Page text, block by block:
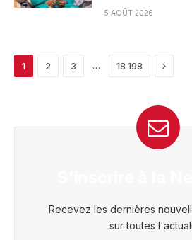
5 AOÛT 2026
1 2 3 … 18 198 Next
Recevez les dernières
sur toutes